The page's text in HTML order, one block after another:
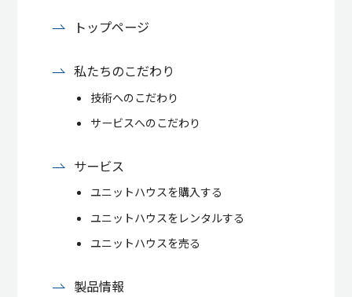
トップページ
私たちのこだわり
技術へのこだわり
サービスへのこだわり
サービス
ユニットハウスを購入する
ユニットハウスをレンタルする
ユニットハウスを売る
製品情報